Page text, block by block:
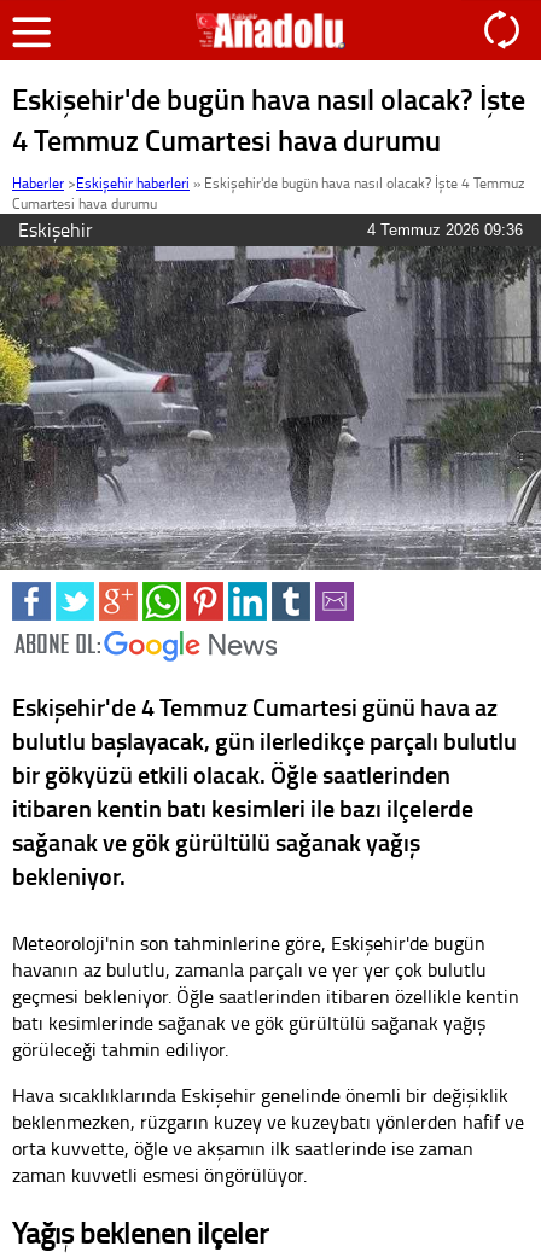
Eskişehir'de bugün hava nasıl olacak? İşte
4 Temmuz Cumartesi hava durumu
Haberler >Eskişehir haberleri » Eskişehir'de bugün hava nasıl olacak? İşte 4 Temmuz
Cumartesi hava durumu
Eskişehir 4 Temmuz 2026 09:36
Eskişehir'de 4 Temmuz Cumartesi günü hava az
bulutlu başlayacak, gün ilerledikçe parçalı bulutlu
bir gökyüzü etkili olacak. Öğle saatlerinden
itibaren kentin batı kesimleri ile bazı ilçelerde
sağanak ve gök gürültülü sağanak yağış
bekleniyor.
Meteoroloji'nin son tahminlerine göre, Eskişehir'de bugün
havanın az bulutlu, zamanla parçalı ve yer yer çok bulutlu
geçmesi bekleniyor. Öğle saatlerinden itibaren özellikle kentin
batı kesimlerinde sağanak ve gök gürültülü sağanak yağış
görüleceği tahmin ediliyor.
Hava sıcaklıklarında Eskişehir genelinde önemli bir değişiklik
beklenmezken, rüzgarın kuzey ve kuzeybatı yönlerden hafif ve
orta kuvvette, öğle ve akşamın ilk saatlerinde ise zaman
zaman kuvvetli esmesi öngörülüyor.
Yağış beklenen ilçeler